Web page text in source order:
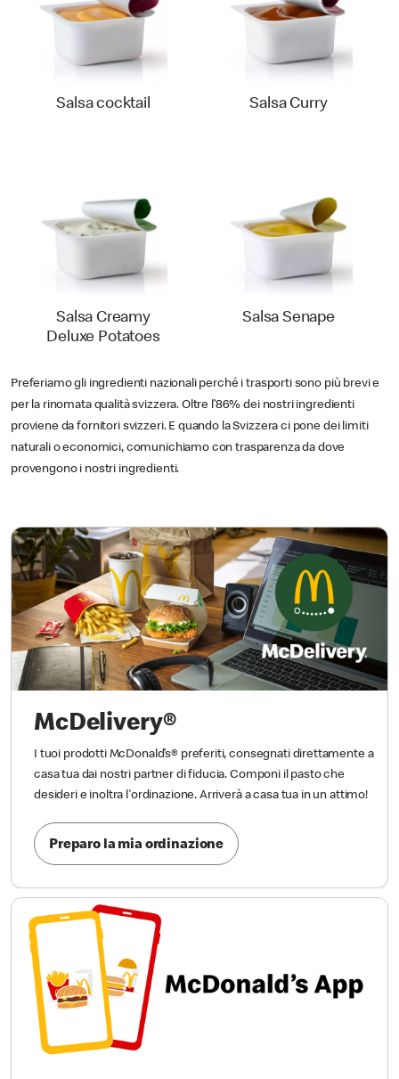
Salsa cocktail Salsa Curry
Salsa Creamy
Deluxe Potatoes
Salsa Senape
Preferiamo gli ingredienti nazionali perché i trasporti sono più brevi e
per la rinomata qualità svizzera. Oltre l’86% dei nostri ingredienti
proviene da fornitori svizzeri. E quando la Svizzera ci pone dei limiti
naturali o economici, comunichiamo con trasparenza da dove
provengono i nostri ingredienti.
McDelivery®
I tuoi prodotti McDonald’s® preferiti, consegnati direttamente a
casa tua dai nostri partner di fiducia. Componi il pasto che
desideri e inoltra l'ordinazione. Arriverà a casa tua in un attimo!
Preparo la mia ordinazione